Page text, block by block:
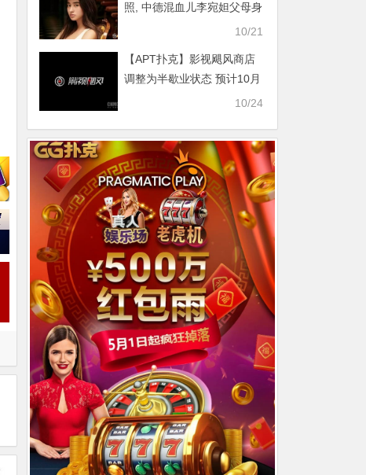
照, 中德混血儿李宛妲父母身
10/21
【APT扑克】影视飓风商店
调整为半歇业状态 预计10月
10/24